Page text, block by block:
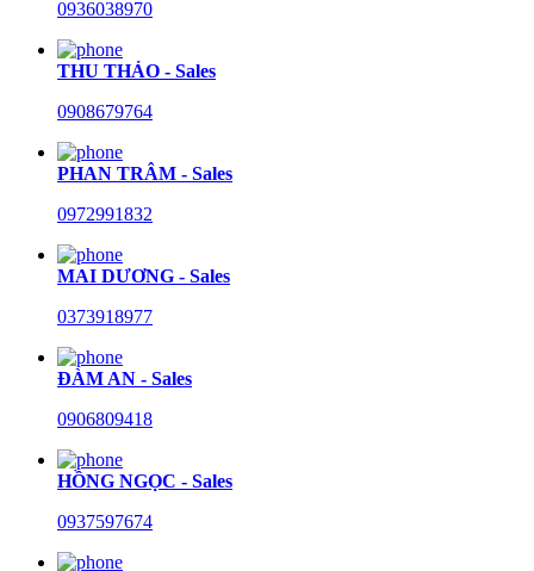
0936038970
THU THẢO - Sales
0908679764
PHAN TRÂM - Sales
0972991832
MAI DƯƠNG - Sales
0373918977
ĐÀM AN - Sales
0906809418
HỒNG NGỌC - Sales
0937597674